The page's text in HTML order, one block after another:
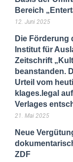
Bereich
12. Juni 2025
Die Förderung
Institut für
Zeitschrift
beanstanden.
Urteil vom
klages.legal
Verlages
21. Mai 2025
Neue
ZDF